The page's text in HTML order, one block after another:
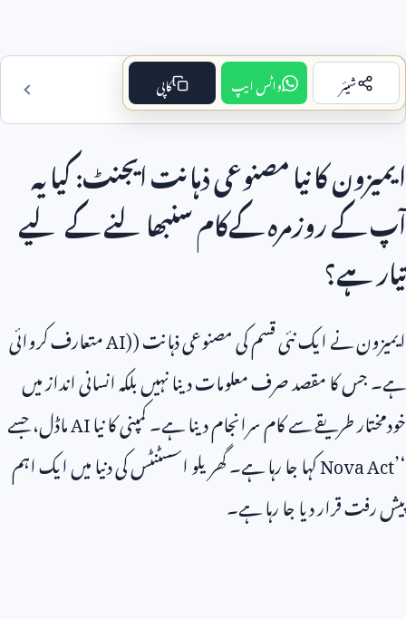
فہرست مضمون
ایمیزون کا نیا مصنوعی ذہانت ایجنٹ: کیا یہ
آپ کے روزمرہ کےکام سنبھالنے کے لیے
تیار ہے؟
ایمیزون نے ایک نئی قسم کی مصنوعی ذہانت (AI)متعارف کروائی
ہے۔ جس کا مقصد صرف معلومات دینا نہیں بلکہ انسانی انداز میں
خودمختار طریقے سے کام سرانجام دینا ہے۔ کمپنی کا نیاAIماڈل، جسے
‘
Nova Act’کہا جا رہا ہے۔ گھریلو اسسٹنٹس کی دنیا میں ایک اہم
پیش رفت قرار دیا جا رہا ہے۔
شیئر واٹس ایپ کاپی